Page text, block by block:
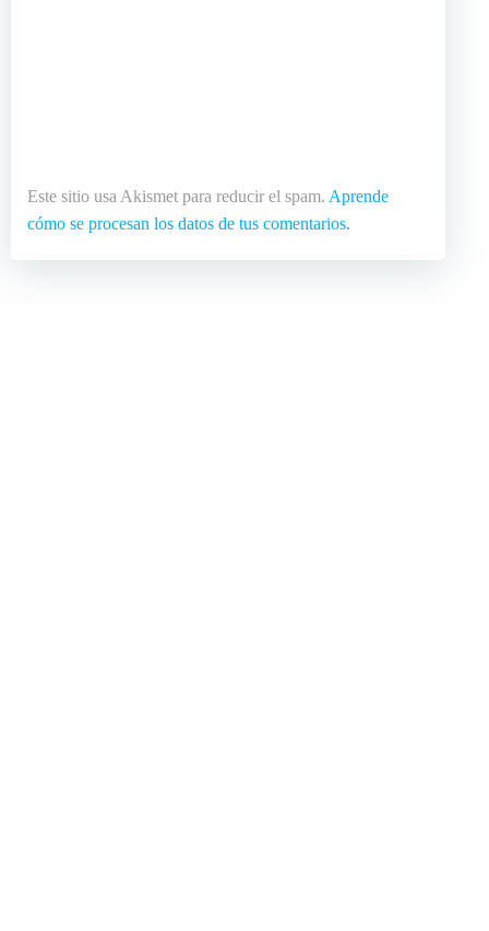
Este sitio usa Akismet para reducir el spam. Aprende
cómo se procesan los datos de tus comentarios.